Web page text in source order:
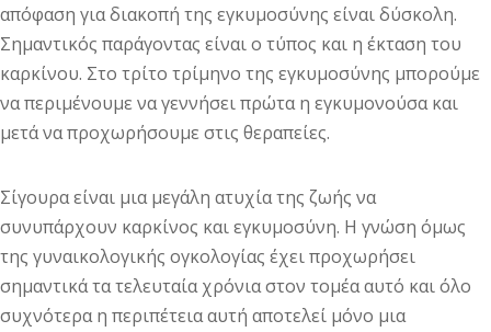
απόφαση για διακοπή της εγκυμοσύνης είναι δύσκολη.
Σημαντικός παράγοντας είναι ο τύπος και η έκταση του
καρκίνου. Στο τρίτο τρίμηνο της εγκυμοσύνης μπορούμε
να περιμένουμε να γεννήσει πρώτα η εγκυμονούσα και
μετά να προχωρήσουμε στις θεραπείες.
Σίγουρα είναι μια μεγάλη ατυχία της ζωής να
συνυπάρχουν καρκίνος και εγκυμοσύνη. Η γνώση όμως
της γυναικολογικής ογκολογίας έχει προχωρήσει
σημαντικά τα τελευταία χρόνια στον τομέα αυτό και όλο
συχνότερα η περιπέτεια αυτή αποτελεί μόνο μια